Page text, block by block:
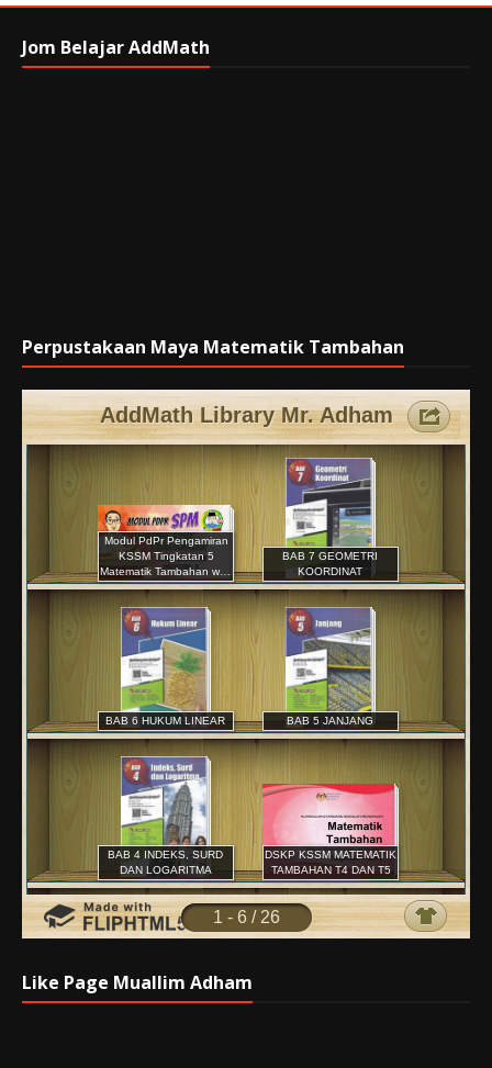
Jom Belajar AddMath
Perpustakaan Maya Matematik Tambahan
Like Page Muallim Adham